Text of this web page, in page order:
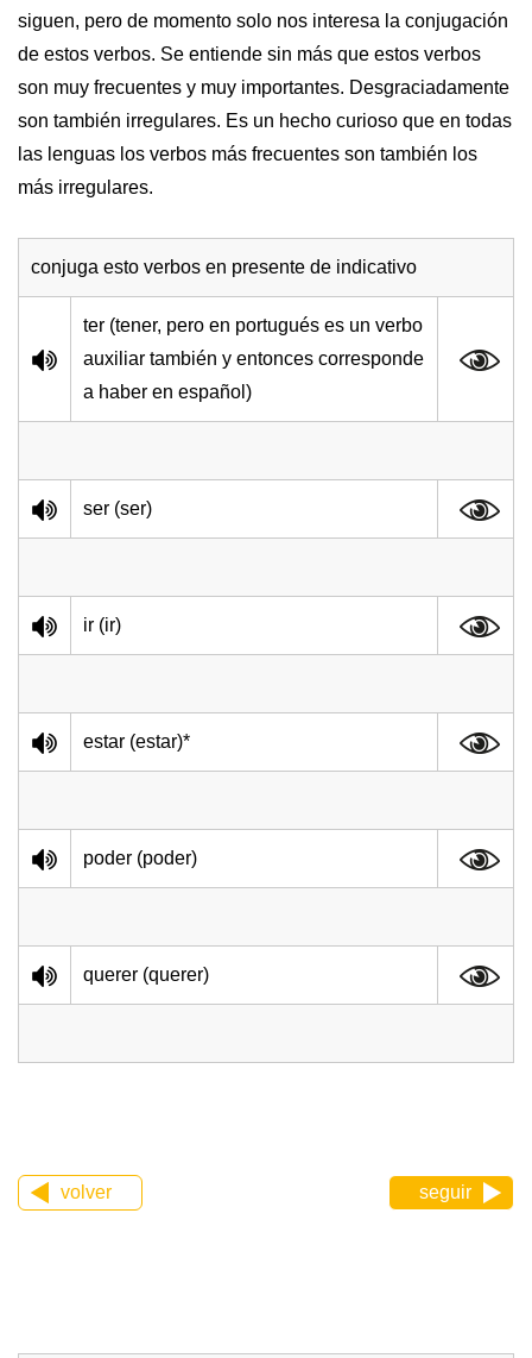
siguen, pero de momento solo nos interesa la conjugación
de estos verbos. Se entiende sin más que estos verbos
son muy frecuentes y muy importantes. Desgraciadamente
son también irregulares. Es un hecho curioso que en todas
las lenguas los verbos más frecuentes son también los
más irregulares.
conjuga esto verbos en presente de indicativo
ter (tener, pero en portugués es un verbo
auxiliar también y entonces corresponde
a haber en español)
ser (ser)
ir (ir)
estar (estar)*
poder (poder)
querer (querer)
volver seguir